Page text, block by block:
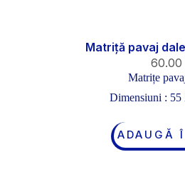
Matriță pavaj
60.00
Matrițe
Dimensiuni :
ADAUGĂ